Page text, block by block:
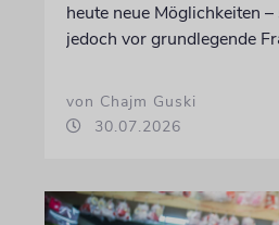
heute neue Möglichkeiten
jedoch vor grundlegende
von Chajm Guski
30.07.2026